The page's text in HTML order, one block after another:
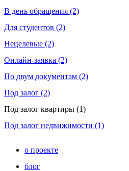
В день обращения (2)
Для студентов (2)
Нецелевые (2)
Онлайн-заявка (2)
По двум документам (2)
Под залог (2)
Под залог квартиры (1)
Под залог недвижимости (1)
о проекте
блог